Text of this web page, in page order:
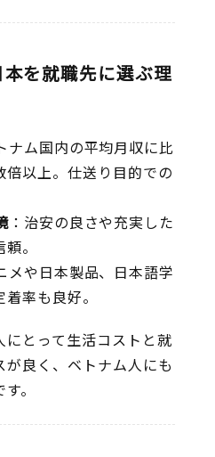
を就職先に選ぶ理
ナム国内の平均月収に比
倍以上。仕送り目的での
：治安の良さや充実した
。
メや日本製品、日本語学
率も良好。
にとって生活コストと就
良く、ベトナム人にも
。